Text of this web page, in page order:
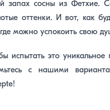
запах сосны из Фетхие.
оттенки. И вот, как
можно успокоить свою
испытать это
с нашими